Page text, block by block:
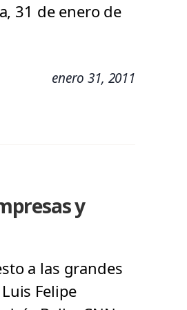
31 de enero de
enero 31, 2011
y
a las grandes
Felipe